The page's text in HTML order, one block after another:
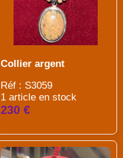
Collier argent
Réf : S3059
1 article en stock
230 €